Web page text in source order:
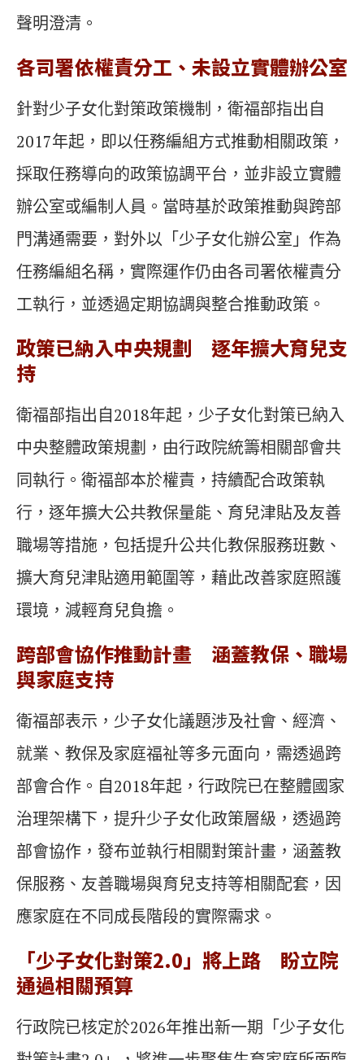
聲明澄清。
各司署依權責分工、未設立實體辦公室
針對少子女化對策政策機制，衛福部指出自
2017年起，即以任務編組方式推動相關政策，
採取任務導向的政策協調平台，並非設立實體
辦公室或編制人員。當時基於政策推動與跨部
門溝通需要，對外以「少子女化辦公室」作為
任務編組名稱，實際運作仍由各司署依權責分
工執行，並透過定期協調與整合推動政策。
政策已納入中央規劃 逐年擴大育兒支
持
衛福部指出自2018年起，少子女化對策已納入
中央整體政策規劃，由行政院統籌相關部會共
同執行。衛福部本於權責，持續配合政策執
行，逐年擴大公共教保量能、育兒津貼及友善
職場等措施，包括提升公共化教保服務班數、
擴大育兒津貼適用範圍等，藉此改善家庭照護
環境，減輕育兒負擔。
跨部會協作推動計畫 涵蓋教保、職場
與家庭支持
衛福部表示，少子女化議題涉及社會、經濟、
就業、教保及家庭福祉等多元面向，需透過跨
部會合作。自2018年起，行政院已在整體國家
治理架構下，提升少子女化政策層級，透過跨
部會協作，發布並執行相關對策計畫，涵蓋教
保服務、友善職場與育兒支持等相關配套，因
應家庭在不同成長階段的實際需求。
「少子女化對策2.0」將上路 盼立院
通過相關預算
行政院已核定於2026年推出新一期「少子女化